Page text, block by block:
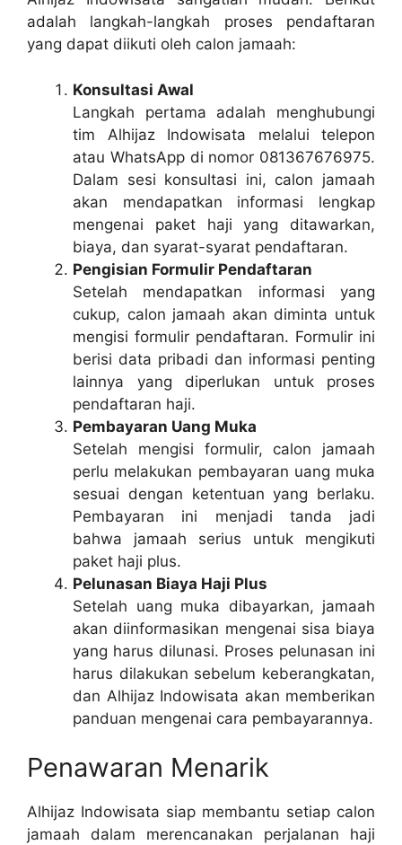
adalah langkah-langkah proses pendaftaran
yang dapat diikuti oleh calon jamaah:
Konsultasi Awal
Langkah pertama adalah menghubungi
tim Alhijaz Indowisata melalui telepon
atau WhatsApp di nomor 081367676975.
Dalam sesi konsultasi ini, calon jamaah
akan mendapatkan informasi lengkap
mengenai paket haji yang ditawarkan,
biaya, dan syarat-syarat pendaftaran.
Pengisian Formulir Pendaftaran
Setelah mendapatkan informasi yang
cukup, calon jamaah akan diminta untuk
mengisi formulir pendaftaran. Formulir ini
berisi data pribadi dan informasi penting
lainnya yang diperlukan untuk proses
pendaftaran haji.
Pembayaran Uang Muka
Setelah mengisi formulir, calon jamaah
perlu melakukan pembayaran uang muka
sesuai dengan ketentuan yang berlaku.
Pembayaran ini menjadi tanda jadi
bahwa jamaah serius untuk mengikuti
paket haji plus.
Pelunasan Biaya Haji Plus
Setelah uang muka dibayarkan, jamaah
akan diinformasikan mengenai sisa biaya
yang harus dilunasi. Proses pelunasan ini
harus dilakukan sebelum keberangkatan,
dan Alhijaz Indowisata akan memberikan
panduan mengenai cara pembayarannya.
Penawaran Menarik
Alhijaz Indowisata siap membantu setiap calon
jamaah dalam merencanakan perjalanan haji